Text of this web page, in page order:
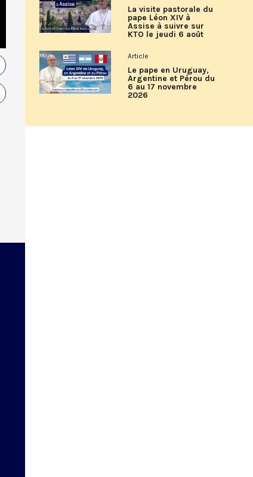
La visite pastorale du
pape Léon XIV à
Assise à suivre sur
KTO le jeudi 6 août
Article
Le pape en Uruguay,
Argentine et Pérou du
6 au 17 novembre
2026